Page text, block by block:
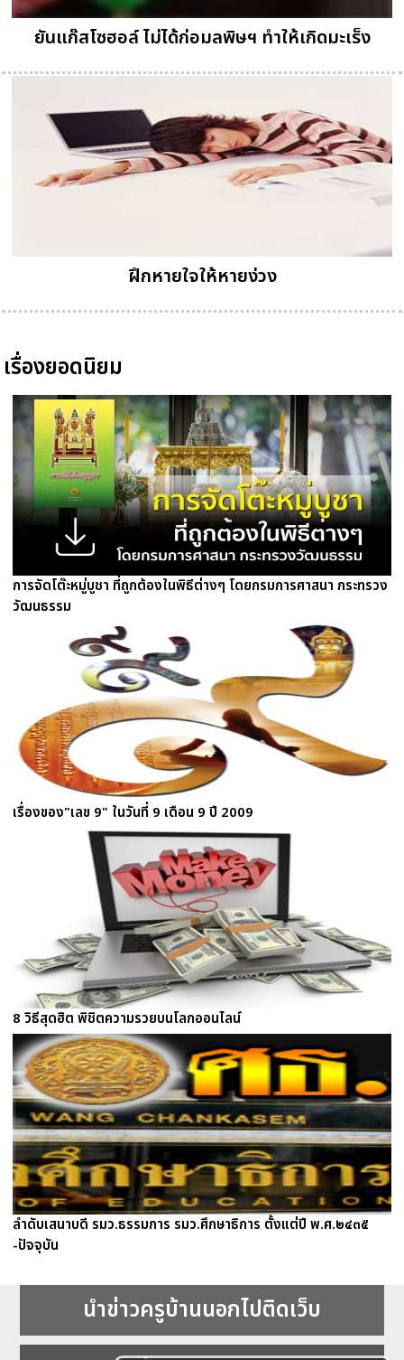
ยันแก๊สโซฮอล์ ไม่ได้ก่อมลพิษฯ ทำให้เกิดมะเร็ง
ฝึกหายใจให้หายง่วง
เรื่องยอดนิยม
การจัดโต๊ะหมู่บูชา ที่ถูกต้องในพิธีต่างๆ โดยกรมการศาสนา กระทรวง
วัฒนธรรม
เรื่องของ"เลข 9" ในวันที่ 9 เดือน 9 ปี 2009
8 วิธีสุดฮิต พิชิตความรวยบนโลกออนไลน์
ลำดับเสนาบดี รมว.ธรรมการ รมว.ศึกษาธิการ ตั้งแต่ปี พ.ศ.๒๔๓๕
-ปัจจุบัน
นำข่าวครูบ้านนอกไปติดเว็บ